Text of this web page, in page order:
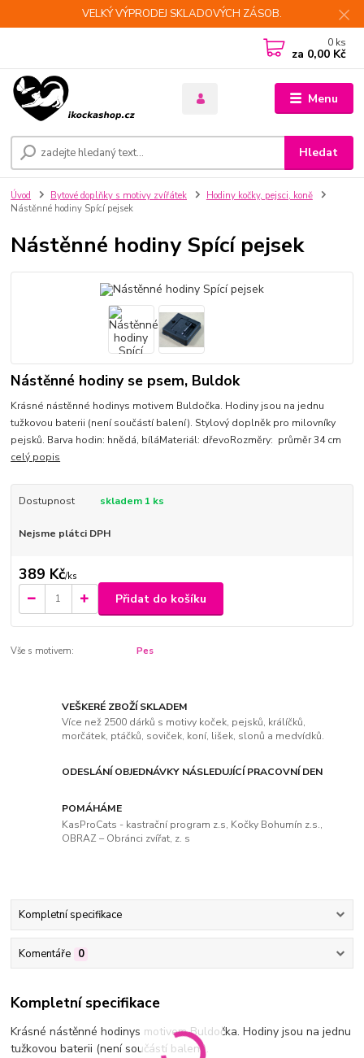
VELKÝ VÝPRODEJ SKLADOVÝCH ZÁSOB.
Menu
Hledat
0 ks
za 0,00 Kč
Úvod Bytové doplňky s motivy zvířátek
Hodiny kočky, pejsci, koně
Nástěnné hodiny Spící pejsek
Nástěnné hodiny Spící pejsek
Nástěnné hodiny se psem, Buldok
Krásné nástěnné hodinys motivem Buldočka. Hodiny jsou na jednu
tužkovou baterii (není součástí balení). Stylový doplněk pro milovníky
pejsků. Barva hodin: hnědá, bíláMateriál: dřevoRozměry: průměr 34 cm
celý popis
Dostupnost skladem 1 ks
Nejsme plátci DPH
389 Kč/ks
Přidat do košíku
Vše s motivem: Pes
VEŠKERÉ ZBOŽÍ SKLADEM
Více než 2500 dárků s motivy koček, pejsků, králíčků,
morčátek, ptáčků, soviček, koní, lišek, slonů a medvídků.
ODESLÁNÍ OBJEDNÁVKY NÁSLEDUJÍCÍ PRACOVNÍ DEN
POMÁHÁME
KasProCats - kastrační program z.s, Kočky Bohumín z.s.,
OBRAZ – Obránci zvířat, z. s
Kompletní specifikace
Komentáře 0
Kompletní specifikace
Krásné nástěnné hodinys motivem Buldočka. Hodiny jsou na jednu
tužkovou baterii (není součástí balení).